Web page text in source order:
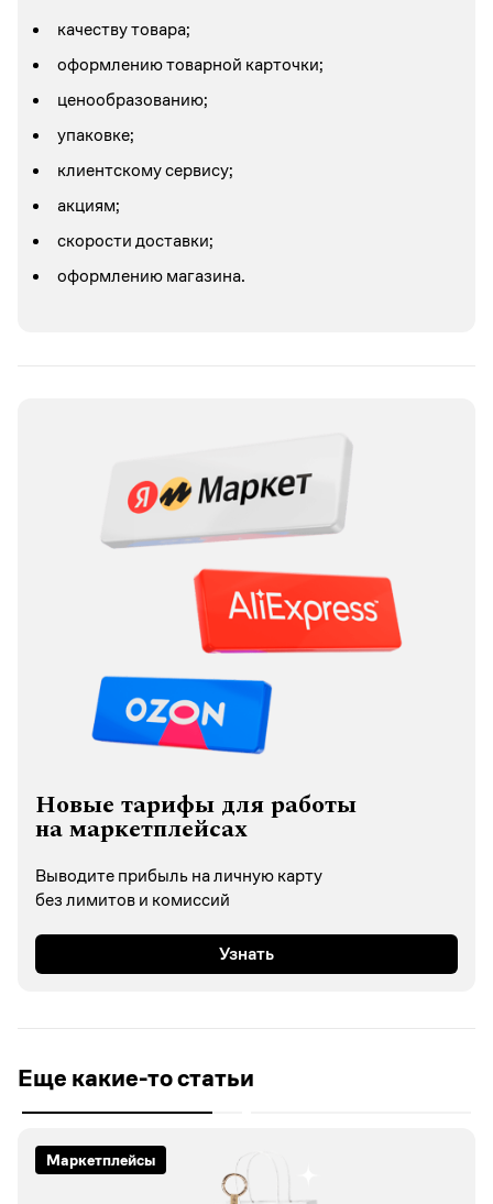
качеству товара;
оформлению товарной карточки;
ценообразованию;
упаковке;
клиентскому сервису;
акциям;
скорости доставки;
оформлению магазина.
Новые тарифы для работы
на маркетплейсах
Выводите прибыль на личную карту
без лимитов и комиссий
Узнать
Еще какие-то статьи
Маркетплейсы